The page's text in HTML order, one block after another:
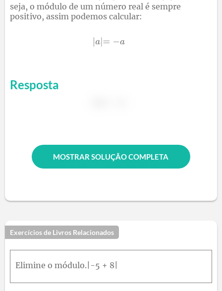
seja, o módulo de um número real é sempre
positivo, assim podemos calcular:
Resposta
MOSTRAR SOLUÇÃO COMPLETA
Exercícios de Livros Relacionados
Elimine o módulo.|-5 + 8|